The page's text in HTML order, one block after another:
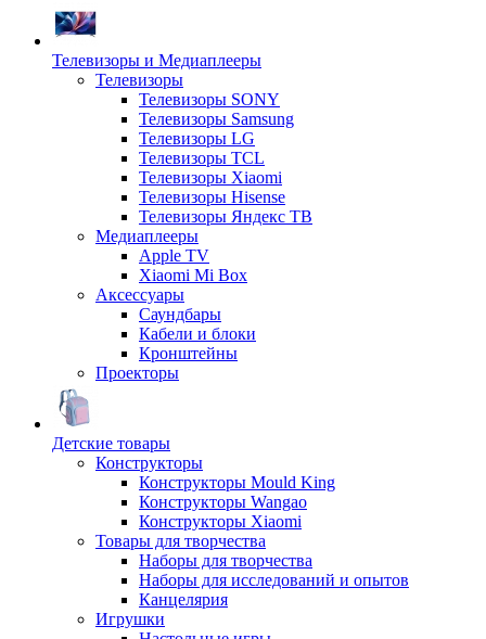
Телевизоры и Медиаплееры
Телевизоры
Телевизоры SONY
Телевизоры Samsung
Телевизоры LG
Телевизоры TCL
Телевизоры Xiaomi
Телевизоры Hisense
Телевизоры Яндекс ТВ
Медиаплееры
Apple TV
Xiaomi Mi Box
Аксессуары
Саундбары
Кабели и блоки
Кронштейны
Проекторы
Детские товары
Конструкторы
Конструкторы Mould King
Конструкторы Wangao
Конструкторы Xiaomi
Товары для творчества
Наборы для творчества
Наборы для исследований и опытов
Канцелярия
Игрушки